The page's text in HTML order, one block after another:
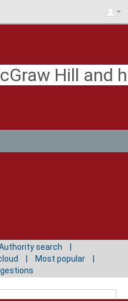
search
Most popular